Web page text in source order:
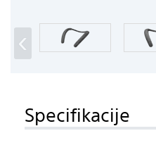
‹
Specifikacije